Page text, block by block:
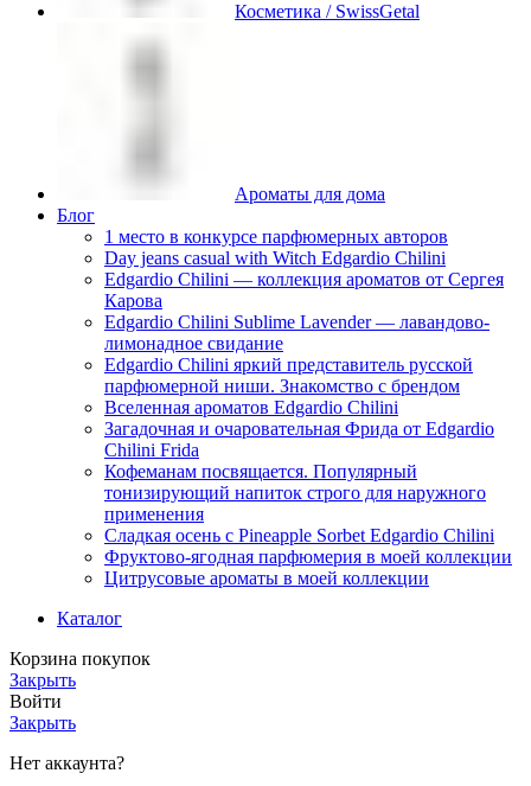
Косметика / SwissGetal
Ароматы для дома
Блог
1 место в конкурсе парфюмерных авторов
Day jeans casual with Witch Edgardio Chilini
Edgardio Chilini — коллекция ароматов от Сергея
Карова
Edgardio Chilini Sublime Lavender — лавандово-
лимонадное свидание
Edgardio Chilini яркий представитель русской
парфюмерной ниши. Знакомство с брендом
Вселенная ароматов Edgardio Chilini
Загадочная и очаровательная Фрида от Edgardio
Chilini Frida
Кофеманам посвящается. Популярный
тонизирующий напиток строго для наружного
применения
Сладкая осень с Pineapple Sorbet Edgardio Chilini
Фруктово-ягодная парфюмерия в моей коллекции
​Цитрусовые ароматы в моей коллекции
Каталог
Корзина покупок
Закрыть
Войти
Закрыть
Нет аккаунта?